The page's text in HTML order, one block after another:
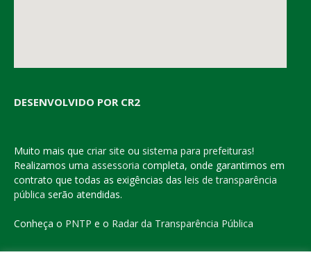
DESENVOLVIDO POR CR2
Muito mais que criar site ou sistema para prefeituras!
Realizamos uma assessoria completa, onde garantimos em
contrato que todas as exigências das leis de transparência
pública serão atendidas.
Conheça o PNTP e o Radar da Transparência Pública